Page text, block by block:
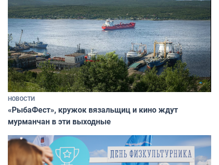
НОВОСТИ
«РыбаФест», кружок вязальщиц и кино ждут
мурманчан в эти выходные